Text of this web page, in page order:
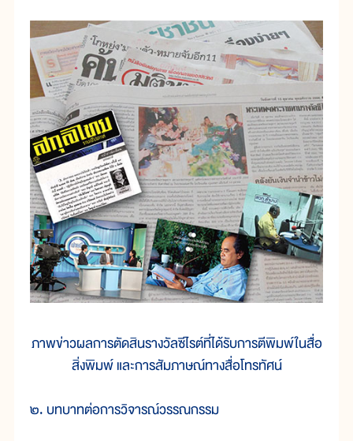
ภาพข่าวผลการตัดสินรางวัลซีไรต์ที่ได้รับการตีพิมพ์ในสื่อ
สิ่งพิมพ์ และการสัมภาษณ์ทางสื่อโทรทัศน์
๒. บทบาทต่อการวิจารณ์วรรณกรรม